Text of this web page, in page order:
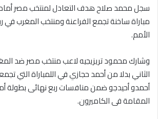
سجل محمد صلاح هدف التعادل لمنتخب مصر
مباراة ساخنة تجمع الفراعنة ومنتخب المغرب
الأمم.
وشارك محمود تريزيجيه لاعب منتخب مصر ضد
الثاني بدلا من أحمد حجازي في اللمباراة التي
المقامة فى الكاميرون.